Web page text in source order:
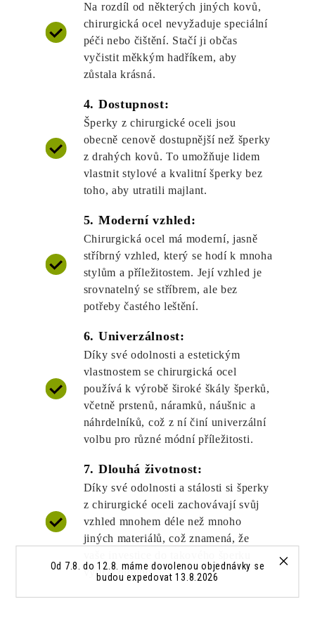
Od 7.8. do 12.8. máme dovolenou objednávky se
budou expedovat 13.8.2026
Na rozdíl od některých jiných kovů,
chirurgická ocel nevyžaduje speciální
péči nebo čištění. Stačí ji občas
vyčistit měkkým hadříkem, aby
zůstala krásná.
4. Dostupnost:
Šperky z chirurgické oceli jsou
obecně cenově dostupnější než šperky
z drahých kovů. To umožňuje lidem
vlastnit stylové a kvalitní šperky bez
toho, aby utratili majlant.
5. Moderní vzhled:
Chirurgická ocel má moderní, jasně
stříbrný vzhled, který se hodí k mnoha
stylům a příležitostem. Její vzhled je
srovnatelný se stříbrem, ale bez
potřeby častého leštění.
6. Univerzálnost:
Díky své odolnosti a estetickým
vlastnostem se chirurgická ocel
používá k výrobě široké škály šperků,
včetně prstenů, náramků, náušnic a
náhrdelníků, což z ní činí univerzální
volbu pro různé módní příležitosti.
7. Dlouhá životnost:
Díky své odolnosti a stálosti si šperky
z chirurgické oceli zachovávají svůj
vzhled mnohem déle než mnoho
jiných materiálů, což znamená, že
vydrží dlouho.